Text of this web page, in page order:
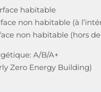
habitable
non habitable (à
non habitable (hors
A/B/A+
Zero Energy Building)